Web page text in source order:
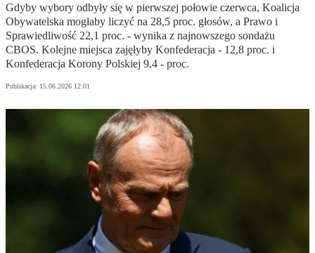
Gdyby wybory odbyły się w pierwszej połowie czerwca, Koalicja
Obywatelska mogłaby liczyć na 28,5 proc. głosów, a Prawo i
Sprawiedliwość 22,1 proc. - wynika z najnowszego sondażu
CBOS. Kolejne miejsca zajęłyby Konfederacja - 12,8 proc. i
Konfederacja Korony Polskiej 9,4 - proc.
Publikacja: 15.06.2026 12:01